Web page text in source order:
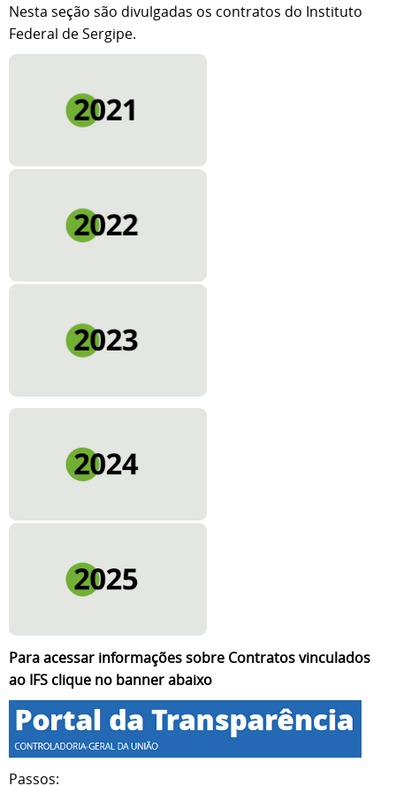
Nesta seção são divulgadas os contratos do Instituto
Federal de Sergipe.
Para acessar informações sobre Contratos vinculados
ao IFS clique no banner abaixo
Passos: